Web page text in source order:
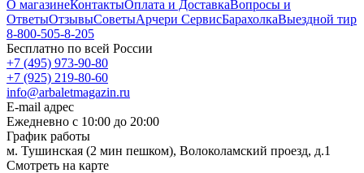
О магазинеКонтактыОплата и ДоставкаВопросы и
ОтветыОтзывыСоветыАрчери СервисБарахолкаВыездной тир
8-800-505-8-205
Бесплатно по всей России
+7 (495) 973-90-80
+7 (925) 219-80-60
info@arbaletmagazin.ru
E-mail адрес
Ежедневно с 10:00 до 20:00
График работы
м. Тушинская (2 мин пешком), Волоколамский проезд, д.1
Смотреть на карте